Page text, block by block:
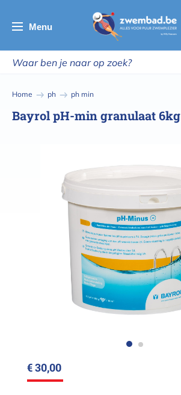
en
de
inhoud
Menu
Kruimelpad
Home ph ph min
Bayrol pH-min granulaat 6kg
€ 30,00